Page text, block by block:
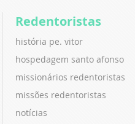
Redentoristas
história pe. vitor
hospedagem santo afonso
missionários redentoristas
missões redentoristas
notícias